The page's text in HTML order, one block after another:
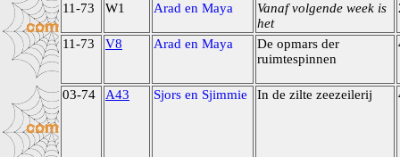
11-73 W1 Arad en Maya
Vanaf volgende week is
het
11-73 V8 Arad en Maya
De opmars der
ruimtespinnen
03-74 A43 Sjors en Sjimmie In de zilte zeezeilerij